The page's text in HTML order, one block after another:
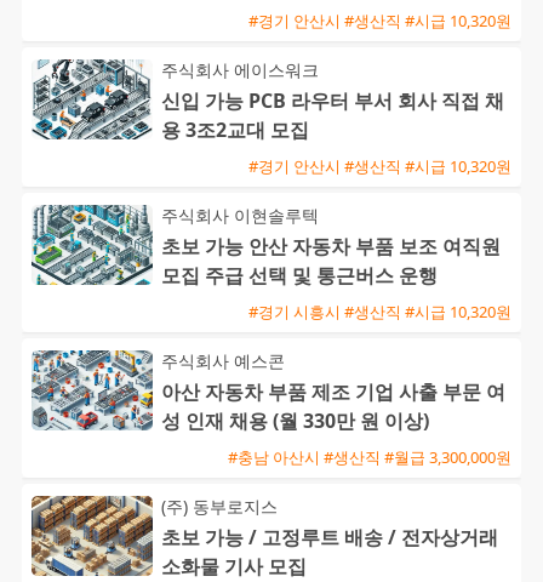
#경기 안산시 #생산직 #시급 10,320원
주식회사 에이스워크
신입 가능 PCB 라우터 부서 회사 직접 채
용 3조2교대 모집
#경기 안산시 #생산직 #시급 10,320원
주식회사 이현솔루텍
초보 가능 안산 자동차 부품 보조 여직원
모집 주급 선택 및 통근버스 운행
#경기 시흥시 #생산직 #시급 10,320원
주식회사 예스콘
아산 자동차 부품 제조 기업 사출 부문 여
성 인재 채용 (월 330만 원 이상)
#충남 아산시 #생산직 #월급 3,300,000원
(주) 동부로지스
초보 가능 / 고정루트 배송 / 전자상거래
소화물 기사 모집